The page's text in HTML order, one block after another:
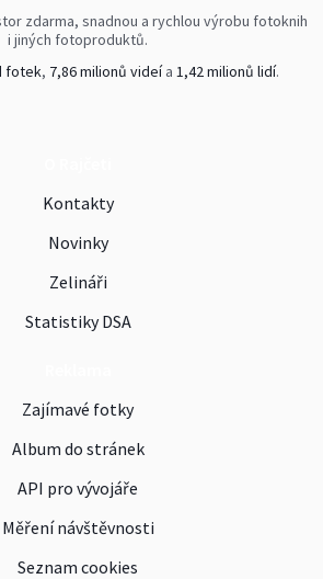
zdarma, snadnou a rychlou výrobu fotoknih
i jiných fotoproduktů.
fotek, 7,86 milionů videía 1,42 milionů lidí.
Kontakty
Novinky
Zelináři
Statistiky DSA
Zajímavé fotky
Album do stránek
API pro vývojáře
Měření návštěvnosti
Seznam cookies